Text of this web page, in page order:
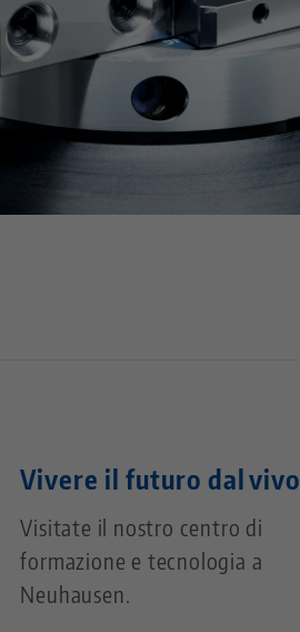
Vivere il futuro dal vivo
Visitate il nostro centro di
formazione e tecnologia a
Neuhausen.